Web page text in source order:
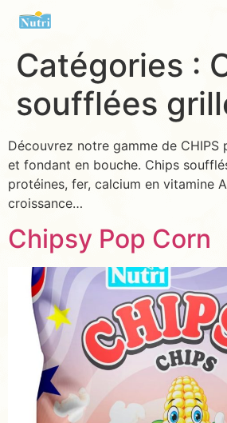
Catégories :
soufflées
Découvrez notre gamme de CHIPS
et fondant en bouche. Chips
protéines, fer, calcium en vitamine
croissance…
Chipsy Pop Corn